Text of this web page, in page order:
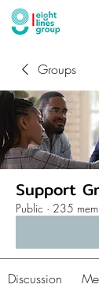
Groups
Support
Public · 235
Discussion